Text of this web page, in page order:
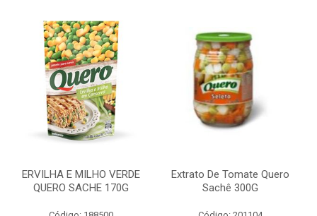
ERVILHA E MILHO VERDE
QUERO SACHE 170G
Extrato De Tomate Quero
Sachê 300G